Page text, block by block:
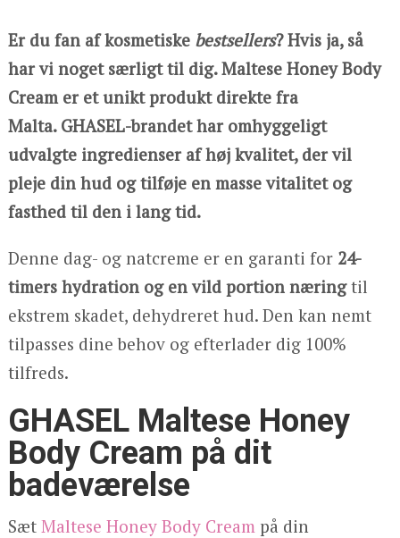
Er du fan af kosmetiske bestsellers? Hvis ja, så
har vi noget særligt til dig. Maltese Honey Body
Cream er et unikt produkt direkte fra
Malta. GHASEL-brandet har omhyggeligt
udvalgte ingredienser af høj kvalitet, der vil
pleje din hud og tilføje en masse vitalitet og
fasthed til den i lang tid.
Denne dag- og natcreme er en garanti for 24-
timers hydration og en vild portion næringtil
ekstrem skadet, dehydreret hud. Den kan nemt
tilpasses dine behov og efterlader dig 100%
tilfreds.
GHASEL Maltese Honey
Body Cream på dit
badeværelse
Sæt Maltese Honey Body Cream på din